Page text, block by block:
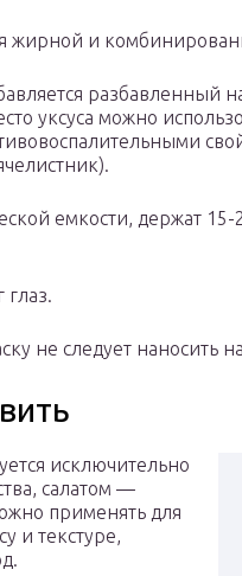
жирной и
разбавленный
уксуса можно
емкости, держат
глаз.
не следует наносить
исключительно
салатом —
применять для
и текстуре,